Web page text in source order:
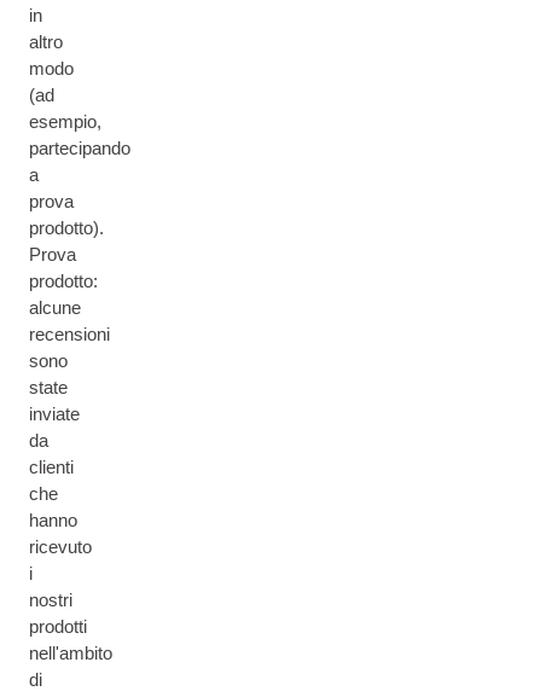
in
altro
modo
(ad
esempio,
partecipando
a
prova
prodotto).
Prova
prodotto:
alcune
recensioni
sono
state
inviate
da
clienti
che
hanno
ricevuto
i
nostri
prodotti
nell'ambito
di